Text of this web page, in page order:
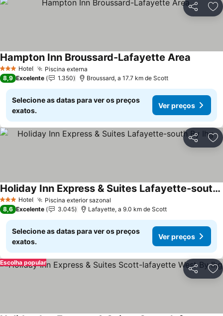
Partilhar
3 EstrelasHotel Piscina externa
Hampton Inn Broussard-Lafayette Area
8,9 Excelente 1.350 Broussard, a 17.7 km de Scott
Selecione as datas para ver os preços
exatos.
Ver preços
Partilhar
3 EstrelasHotel Piscina exterior sazonal
Holiday Inn Express & Suites Lafayette-south By Ihg
Ver preços
8,6 Excelente 3.045 Lafayette, a 9.0 km de Scott
Selecione as datas para ver os preços
exatos.
Ver preços
Partilhar
Escolha popular